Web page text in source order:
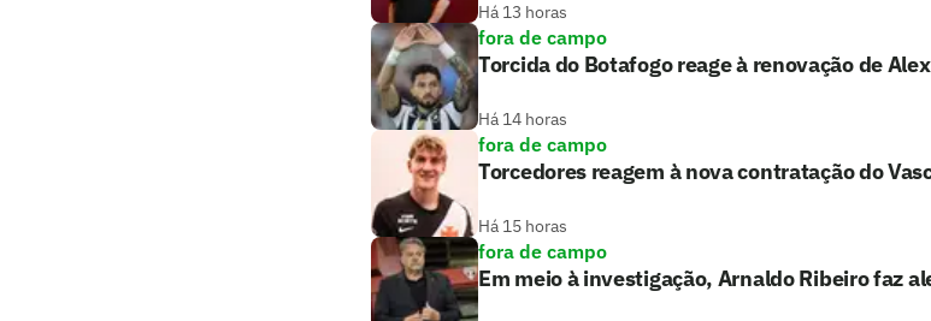
Há 13 horas
fora de campo
Torcida do Botafogo reage à renovação de
Há 14 horas
fora de campo
Torcedores reagem à nova contratação do
Há 15 horas
fora de campo
Em meio à investigação, Arnaldo Ribeiro faz